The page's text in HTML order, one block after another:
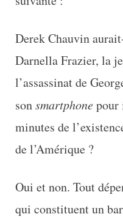
Derek Chauvin
Darnella Frazier, la
l’assassinat de
sonsmartphonepour
minutes de
de l’Amérique ?
Oui et non. Tout
qui constituent un